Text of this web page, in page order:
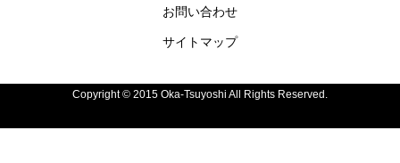
お問い合わせ
サイトマップ
Copyright © 2015 Oka-Tsuyoshi All Rights Reserved.